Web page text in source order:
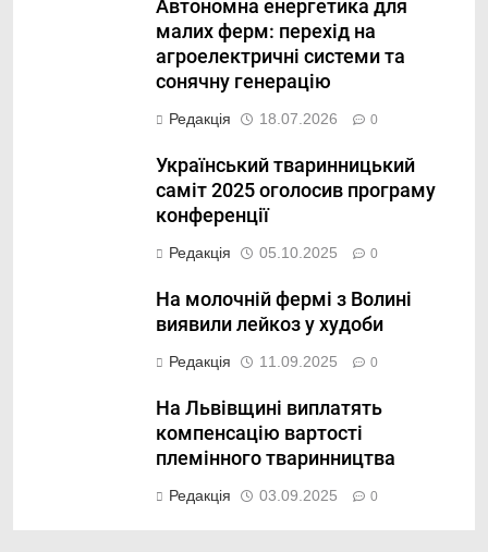
Автономна енергетика для
малих ферм: перехід на
агроелектричні системи та
сонячну генерацію
Редакція 18.07.2026 0
Український тваринницький
саміт 2025 оголосив програму
конференції
Редакція 05.10.2025 0
На молочній фермі з Волині
виявили лейкоз у худоби
Редакція 11.09.2025 0
На Львівщині виплатять
компенсацію вартості
племінного тваринництва
Редакція 03.09.2025 0